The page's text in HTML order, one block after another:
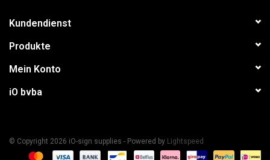
Kundendienst
Produkte
Mein Konto
iO bvba
© Copyright 2026 iO-sign supplies - Powered by Lightspeed